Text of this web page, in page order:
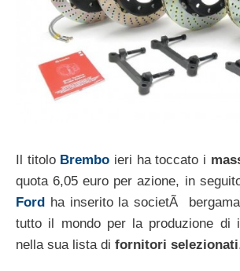
Il titolo Brembo ieri ha toccato i
quota 6,05 euro per azione, in
Ford
ha inserito la societÃ
tutto il mondo per la produzione di
nella sua lista di fornitori selezionati